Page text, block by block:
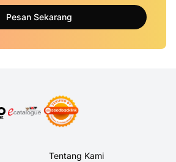
Pesan Sekarang
Tentang Kami